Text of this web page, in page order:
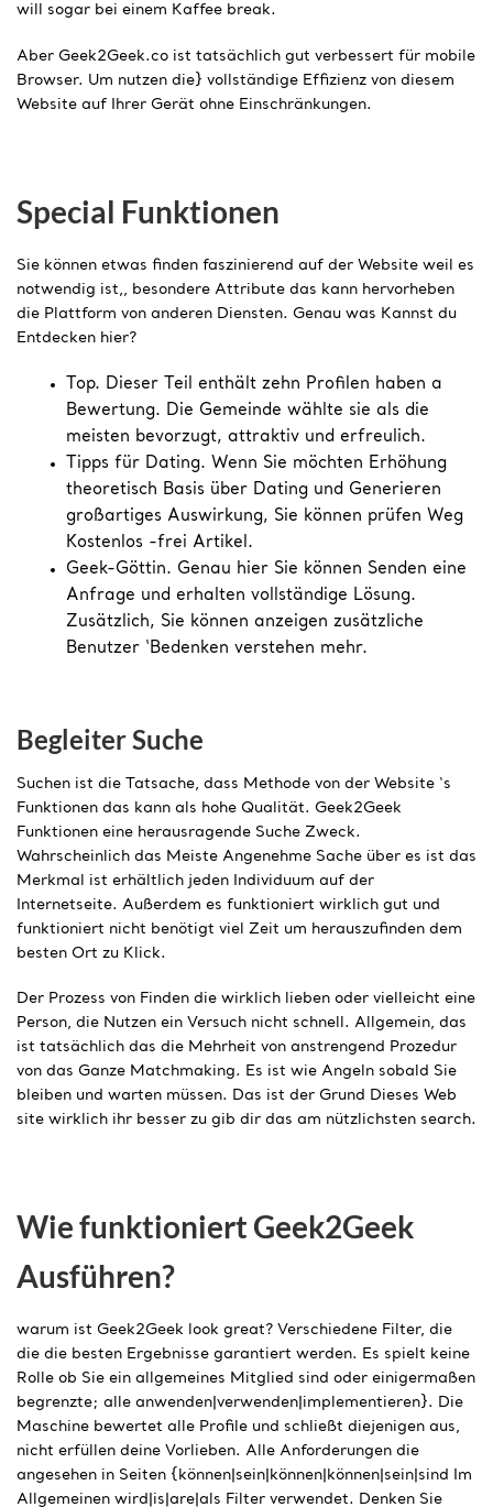
will sogar bei einem Kaffee break.
Aber Geek2Geek.co ist tatsächlich gut verbessert für mobile
Browser. Um nutzen die} vollständige Effizienz von diesem
Website auf Ihrer Gerät ohne Einschränkungen.
Special Funktionen
Sie können etwas finden faszinierend auf der Website weil es
notwendig ist,, besondere Attribute das kann hervorheben
die Plattform von anderen Diensten. Genau was Kannst du
Entdecken hier?
Top. Dieser Teil enthält zehn Profilen haben a
Bewertung. Die Gemeinde wählte sie als die
meisten bevorzugt, attraktiv und erfreulich.
Tipps für Dating. Wenn Sie möchten Erhöhung
theoretisch Basis über Dating und Generieren
großartiges Auswirkung, Sie können prüfen Weg
Kostenlos -frei Artikel.
Geek-Göttin. Genau hier Sie können Senden eine
Anfrage und erhalten vollständige Lösung.
Zusätzlich, Sie können anzeigen zusätzliche
Benutzer ‘Bedenken verstehen mehr. ​​
Begleiter Suche
Suchen ist die Tatsache, dass Methode von der Website ‘s
Funktionen das kann als hohe Qualität. Geek2Geek
Funktionen eine herausragende Suche Zweck.
Wahrscheinlich das Meiste Angenehme Sache über es ist das
Merkmal ist erhältlich jeden Individuum auf der
Internetseite. Außerdem es funktioniert wirklich gut und
funktioniert nicht benötigt viel Zeit um herauszufinden dem
besten Ort zu Klick.
Der Prozess von Finden die wirklich lieben oder vielleicht eine
Person, die Nutzen ein Versuch nicht schnell. Allgemein, das
ist tatsächlich das die Mehrheit von anstrengend Prozedur
von das Ganze Matchmaking. Es ist wie Angeln sobald Sie
bleiben und warten müssen. Das ist der Grund Dieses Web
site wirklich ihr besser zu gib dir das am nützlichsten search.
Wie funktioniert Geek2Geek
Ausführen?
warum ist Geek2Geek look great? Verschiedene Filter, die
die die besten Ergebnisse garantiert werden. Es spielt keine
Rolle ob Sie ein allgemeines Mitglied sind oder einigermaßen
begrenzte; alle anwenden|verwenden|implementieren}. Die
Maschine bewertet alle Profile und schließt diejenigen aus,
nicht erfüllen deine Vorlieben. Alle Anforderungen die
angesehen in Seiten {können|sein|können|können|sein|sind Im
Allgemeinen wird|is|are|als Filter verwendet. Denken Sie